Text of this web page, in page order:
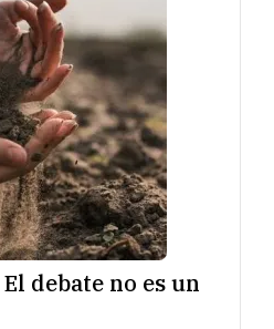
debate no es un